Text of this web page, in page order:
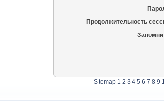
Продолжительность
Sitemap 1 2 3 4 5 6 7 8 9